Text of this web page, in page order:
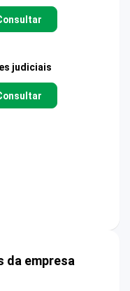
judiciais
da empresa